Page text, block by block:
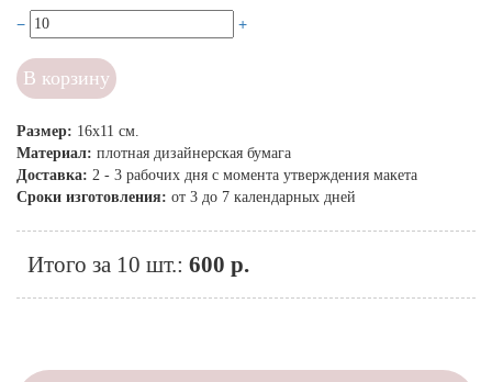
В корзину
Размер: 16x11 см.
Материал: плотная дизайнерская бумага
Доставка: 2 - 3 рабочих дня с момента утверждения макета
Сроки изготовления: от 3 до 7 календарных дней
Итого за 10 шт.: 600 р.